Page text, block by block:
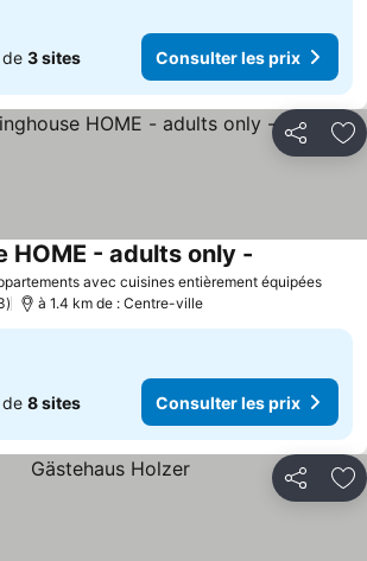
3 sites Consulter les prix
Partager
avec cuisines entièrement équipées
HOME - adults only -
à 1.4 km de : Centre-ville
8 sites Consulter les prix
Partager